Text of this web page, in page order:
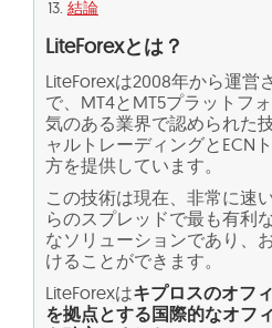
結論
LiteForexとは？
LiteForexは2008年から運営
で、MT4とMT5プラットフ
気のある業界で認められた
ャルトレーディングとECN
方を提供しています。
この技術は現在、非常に速
らのスプレッドで最も有利
なソリューションであり、
けることができます。
LiteForexはキプロスのオフ
を拠点とする国際的なオフ